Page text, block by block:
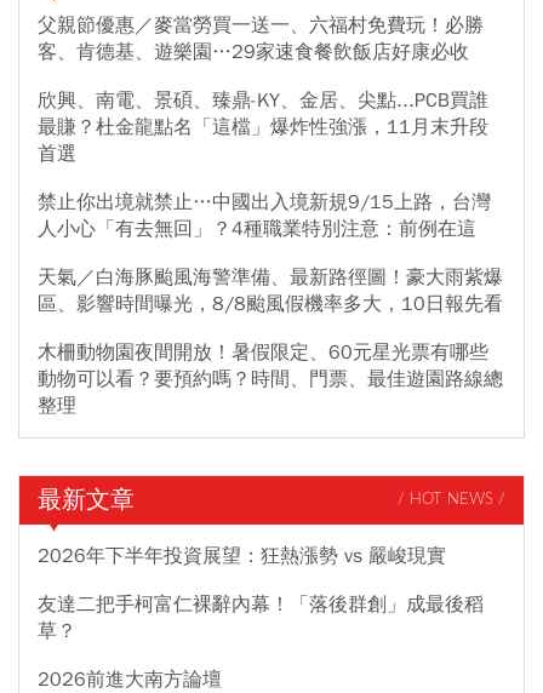
父親節優惠／麥當勞買一送一、六福村免費玩！必勝
客、肯德基、遊樂園…29家速食餐飲飯店好康必收
欣興、南電、景碩、臻鼎-KY、金居、尖點...PCB買誰
最賺？杜金龍點名「這檔」爆炸性強漲，11月末升段
首選
禁止你出境就禁止…中國出入境新規9/15上路，台灣
人小心「有去無回」？4種職業特別注意：前例在這
天氣／白海豚颱風海警準備、最新路徑圖！豪大雨紫爆
區、影響時間曝光，8/8颱風假機率多大，10日報先看
木柵動物園夜間開放！暑假限定、60元星光票有哪些
動物可以看？要預約嗎？時間、門票、最佳遊園路線總
整理
最新文章 / HOT NEWS /
2026年下半年投資展望：狂熱漲勢 vs 嚴峻現實
友達二把手柯富仁裸辭內幕！「落後群創」成最後稻
草？
2026前進大南方論壇